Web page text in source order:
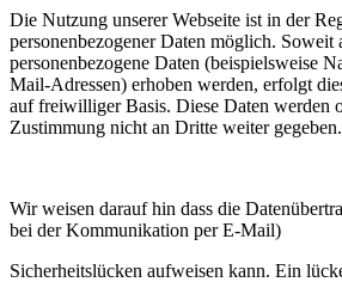
Die Nutzung unserer Webseite ist in der
personenbezogener Daten möglich. Soweit
personenbezogene Daten (beispielsweise
Mail-Adressen) erhoben werden, erfolgt
auf freiwilliger Basis. Diese Daten werden
Zustimmung nicht an Dritte weiter gegeben.
Wir weisen darauf hin dass die
bei der Kommunikation per E-Mail)
Sicherheitslücken aufweisen kann. Ein